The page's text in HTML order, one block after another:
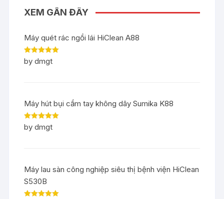
XEM GẦN ĐÂY
Máy quét rác ngồi lái HiClean A88
Rated5out
of 5
by dmgt
Máy hút bụi cầm tay không dây Sumika K88
Rated5out
of 5
by dmgt
Máy lau sàn công nghiệp siêu thị bệnh viện HiClean
S530B